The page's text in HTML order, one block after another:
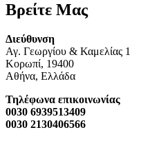
Βρείτε Μας
Διεύθυνση
Αγ. Γεωργίου & Καμελίας 1
Κορωπί, 19400
Αθήνα, Ελλάδα
Τηλέφωνα επικοινωνίας
0030 6939513409
0030 2130406566